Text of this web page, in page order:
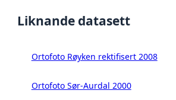
Liknande datasett
Ortofoto Røyken rektifisert 2008
Ortofoto Sør-Aurdal 2000